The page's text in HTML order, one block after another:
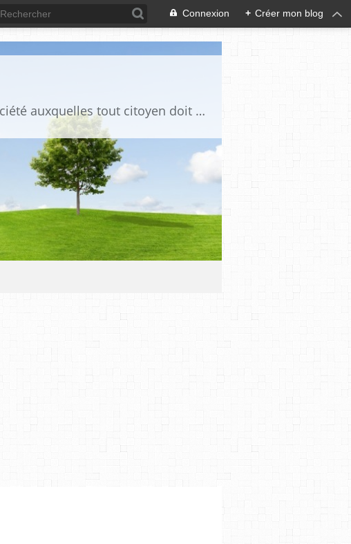
Connexion + Créer mon blog
Ce blog est destiné à stimuler l'intérêt du lecteur pour des questions de société auxquelles tout citoyen doit être en mesure d'apporter des réponses, individuelles ou collectives, en conscience et en responsabilité !